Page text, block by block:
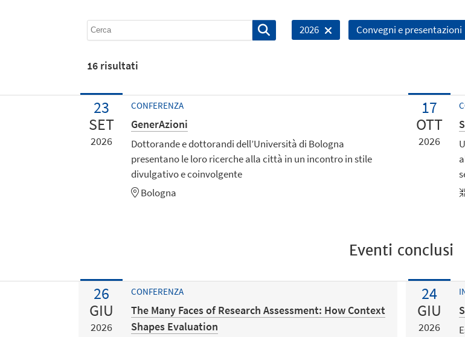
2026 Convegni e presentazioni
16 risultati
23
SET
2026
CONFERENZA
GenerAzioni
Dottorande e dottorandi dell’Università di Bologna
presentano le loro ricerche alla città in un incontro in stile
divulgativo e coinvolgente
Bologna
17
OTT
2026
Eventi conclusi
26
GIU
2026
CONFERENZA
The Many Faces of Research Assessment: How Context
Shapes Evaluation
24
GIU
2026